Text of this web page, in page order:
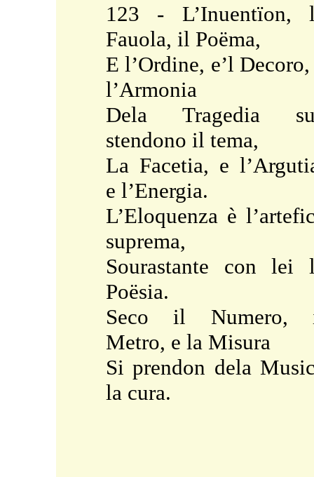
123 - L’Inuentïon,
Fauola, il Poëma,
E l’Ordine, e’l Decoro,
l’Armonia
Dela Tragedia
stendono il tema,
La Facetia, e
e l’Energia.
L’Eloquenza è
suprema,
Sourastante con lei
Poësia.
Seco il Numero,
Metro, e la Misura
Si prendon dela
la cura.